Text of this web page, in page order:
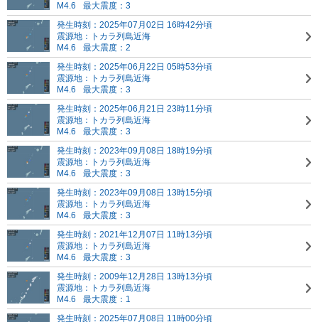
M4.6
最大震度：3
発生時刻：2025年07月02日 16時42分頃
震源地：トカラ列島近海
M4.6
最大震度：2
発生時刻：2025年06月22日 05時53分頃
震源地：トカラ列島近海
M4.6
最大震度：3
発生時刻：2025年06月21日 23時11分頃
震源地：トカラ列島近海
M4.6
最大震度：3
発生時刻：2023年09月08日 18時19分頃
震源地：トカラ列島近海
M4.6
最大震度：3
発生時刻：2023年09月08日 13時15分頃
震源地：トカラ列島近海
M4.6
最大震度：3
発生時刻：2021年12月07日 11時13分頃
震源地：トカラ列島近海
M4.6
最大震度：3
発生時刻：2009年12月28日 13時13分頃
震源地：トカラ列島近海
M4.6
最大震度：1
発生時刻：2025年07月08日 11時00分頃